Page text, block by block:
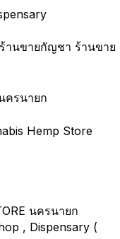
านขายกัญชา ร้านขาย
ครนายก
Hemp Store
นครนายก
, Dispensary (